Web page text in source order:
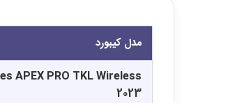
مدل کیبورد
APEX PRO TKL Wireless
2023